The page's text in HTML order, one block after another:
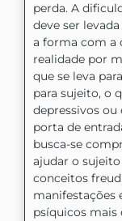
perda. A
deve ser
a forma com a
realidade por
que se leva
para sujeito, o
depressivos ou
porta de
busca-se
ajudar o
conceitos
manifestações
psíquicos mais